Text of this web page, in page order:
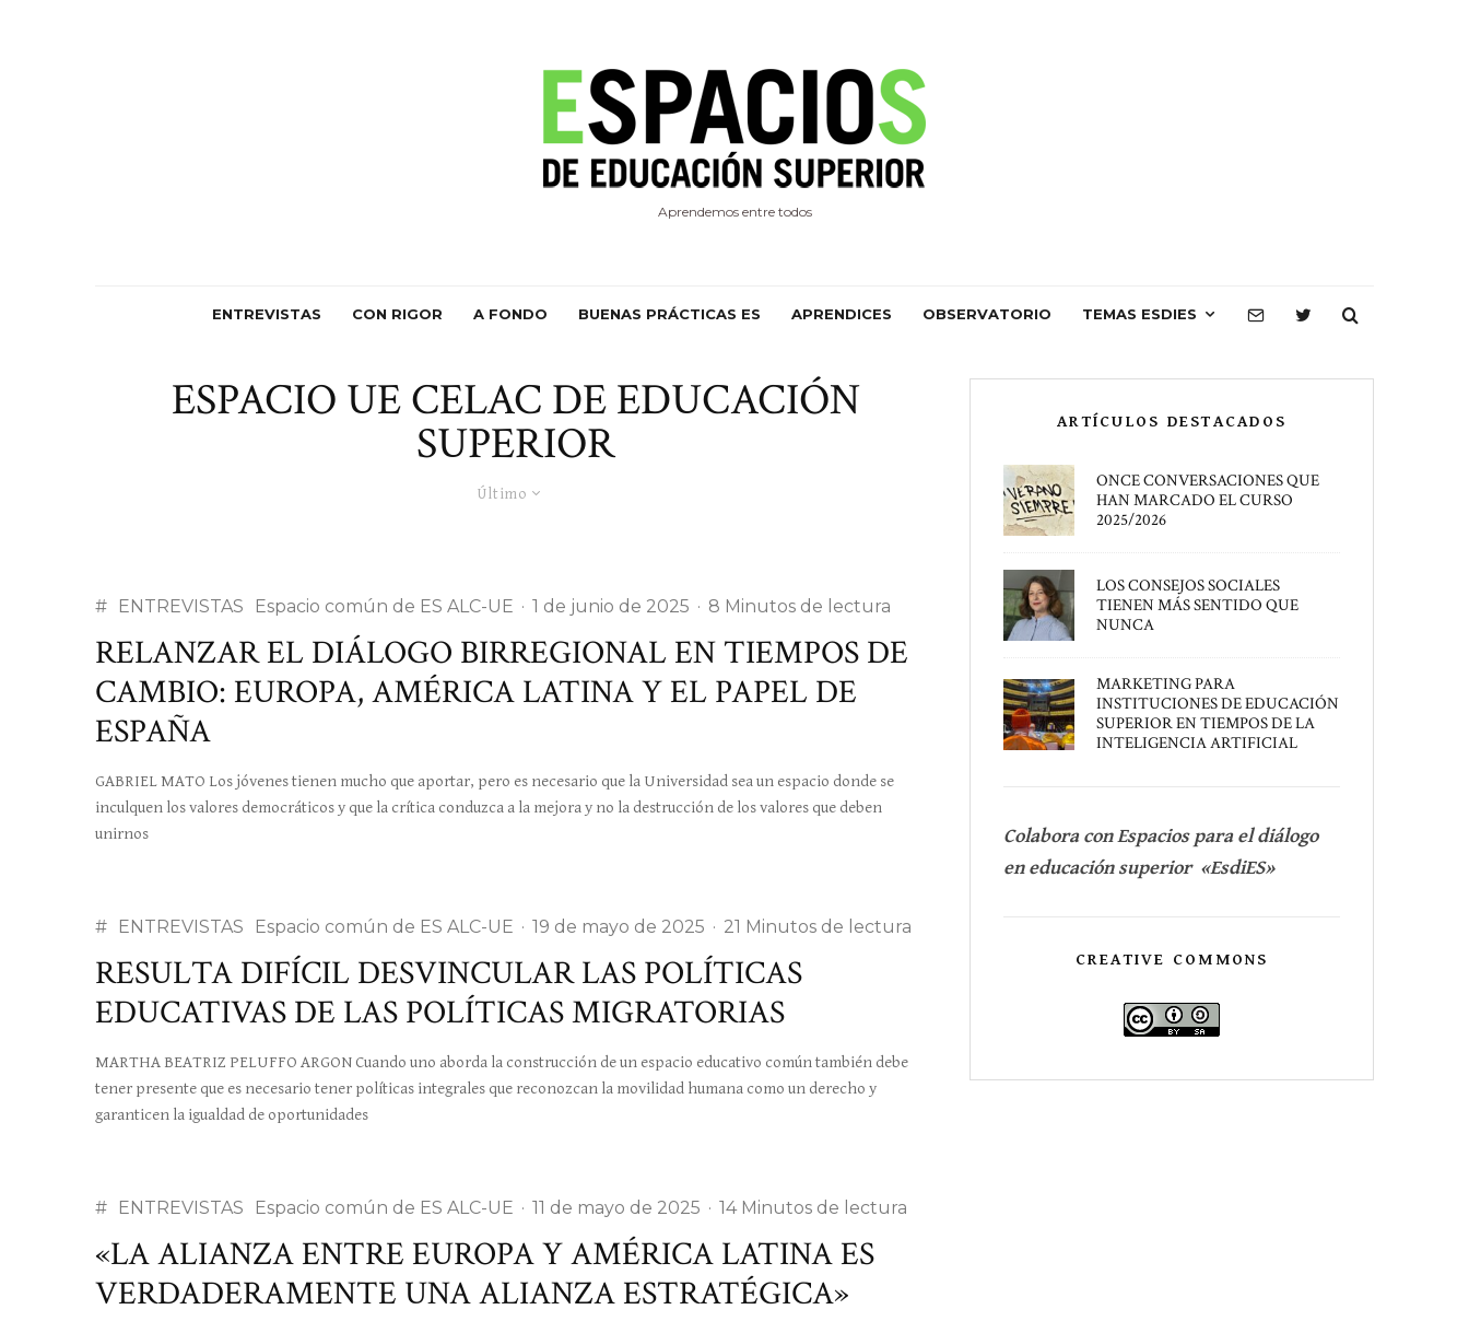
Aprendemos entre todos
ENTREVISTAS CON RIGOR A FONDO BUENAS PRÁCTICAS ES APRENDICES OBSERVATORIO TEMAS ESDIES
ESPACIO UE CELAC DE EDUCACIÓN
SUPERIOR
Último
# ENTREVISTAS Espacio común de ES ALC-UE · 1 de junio de 2025 · 8 Minutos de lectura
RELANZAR EL DIÁLOGO BIRREGIONAL EN TIEMPOS DE
CAMBIO: EUROPA, AMÉRICA LATINA Y EL PAPEL DE
ESPAÑA
GABRIEL MATO Los jóvenes tienen mucho que aportar, pero es necesario que la Universidad sea un espacio donde se
inculquen los valores democráticos y que la crítica conduzca a la mejora y no la destrucción de los valores que deben
unirnos
# ENTREVISTAS Espacio común de ES ALC-UE · 19 de mayo de 2025 · 21 Minutos de lectura
RESULTA DIFÍCIL DESVINCULAR LAS POLÍTICAS
EDUCATIVAS DE LAS POLÍTICAS MIGRATORIAS
MARTHA BEATRIZ PELUFFO ARGON Cuando uno aborda la construcción de un espacio educativo común también debe
tener presente que es necesario tener políticas integrales que reconozcan la movilidad humana como un derecho y
garanticen la igualdad de oportunidades
# ENTREVISTAS Espacio común de ES ALC-UE · 11 de mayo de 2025 · 14 Minutos de lectura
«LA ALIANZA ENTRE EUROPA Y AMÉRICA LATINA ES
VERDADERAMENTE UNA ALIANZA ESTRATÉGICA»
ARTÍCULOS DESTACADOS
ONCE CONVERSACIONES QUE
HAN MARCADO EL CURSO
2025/2026
LOS CONSEJOS SOCIALES
TIENEN MÁS SENTIDO QUE
NUNCA
MARKETING PARA
INSTITUCIONES DE EDUCACIÓN
SUPERIOR EN TIEMPOS DE LA
INTELIGENCIA ARTIFICIAL
Colabora con Espacios para el diálogo
en educación superior «EsdiES»
CREATIVE COMMONS